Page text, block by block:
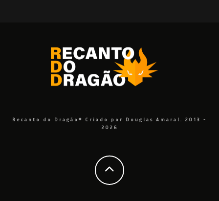
Recanto do Dragão® Criado por Douglas Amaral. 2013 -
2026